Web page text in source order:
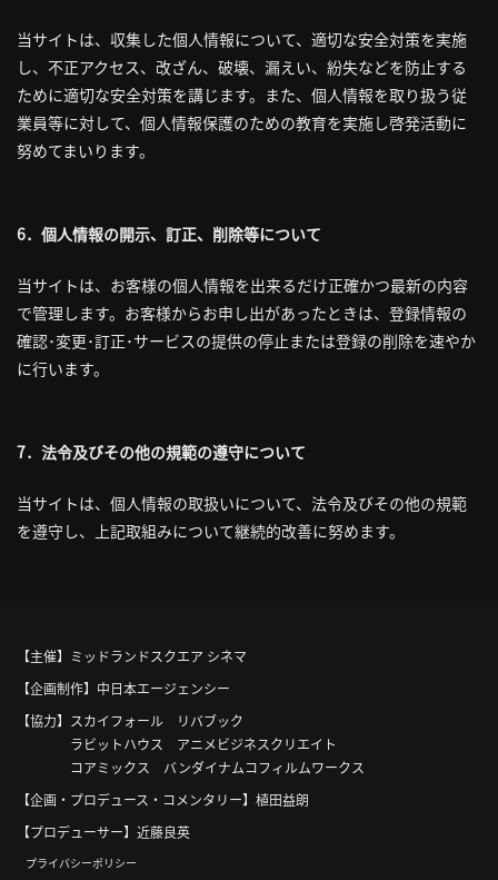
当サイトは、収集した個人情報について、適切な安全対策を実施
し、不正アクセス、改ざん、破壊、漏えい、紛失などを防止する
ために適切な安全対策を講じます。また、個人情報を取り扱う従
業員等に対して、個人情報保護のための教育を実施し啓発活動に
努めてまいります。
6．個人情報の開示、訂正、削除等について
当サイトは、お客様の個人情報を出来るだけ正確かつ最新の内容
で管理します。お客様からお申し出があったときは、登録情報の
確認･変更･訂正･サービスの提供の停止または登録の削除を速やか
に行います。
7．法令及びその他の規範の遵守について
当サイトは、個人情報の取扱いについて、法令及びその他の規範
を遵守し、上記取組みについて継続的改善に努めます。
【主催】 ミッドランドスクエア シネマ
【企画制作】 中日本エージェンシー
【協力】 スカイフォール リバブック
ラビットハウス アニメビジネスクリエイト
コアミックス バンダイナムコフィルムワークス
【企画・プロデュース・コメンタリー】 植田益朗
【プロデューサー】 近藤良英
プライバシーポリシー